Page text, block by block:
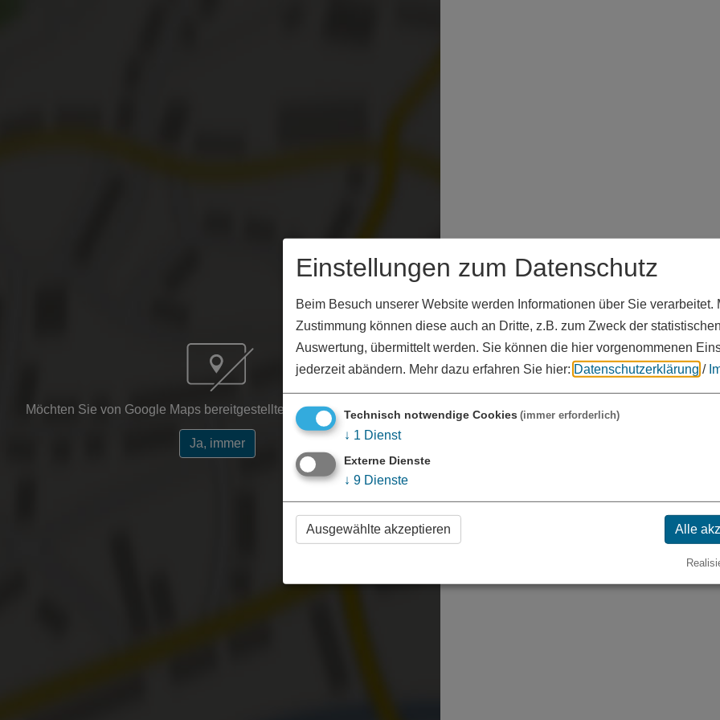
Möchten Sie von Google Maps bereitgestellte externe Inhalte laden?
Ja, immer
Einstellungen zum Datenschutz
Beim Besuch unserer Website werden Informationen über Sie verarbeitet.
Zustimmung können diese auch an Dritte, z.B. zum Zweck der statistischen
Auswertung, übermittelt werden. Sie können die hier vorgenommenen
jederzeit abändern. Mehr dazu erfahren Sie hier: Datenschutzerklärung /
Technisch notwendige Cookies (immer erforderlich)
↓ 1 Dienst
Externe Dienste
↓ 9 Dienste
Ausgewählte akzeptieren Alle